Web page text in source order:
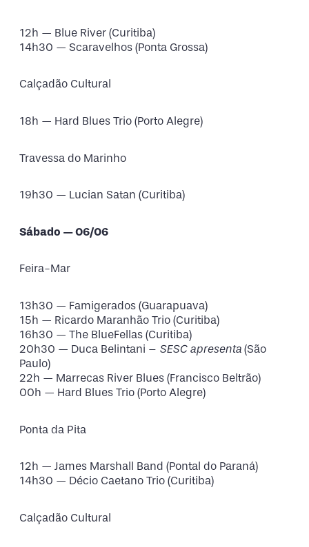
12h — Blue River (Curitiba)
14h30 — Scaravelhos (Ponta Grossa)
Calçadão Cultural
18h — Hard Blues Trio (Porto Alegre)
Travessa do Marinho
19h30 — Lucian Satan (Curitiba)
Sábado — 06/06
Feira-Mar
13h30 — Famigerados (Guarapuava)
15h — Ricardo Maranhão Trio (Curitiba)
16h30 — The BlueFellas (Curitiba)
20h30 — Duca Belintani – SESC apresenta (São
Paulo)
22h — Marrecas River Blues (Francisco Beltrão)
00h — Hard Blues Trio (Porto Alegre)
Ponta da Pita
12h — James Marshall Band (Pontal do Paraná)
14h30 — Décio Caetano Trio (Curitiba)
Calçadão Cultural